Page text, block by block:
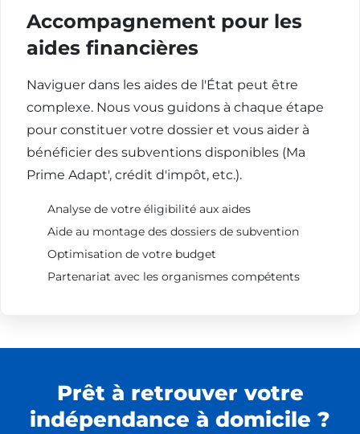
Accompagnement pour les
aides financières
Naviguer dans les aides de l'État peut être
complexe. Nous vous guidons à chaque étape
pour constituer votre dossier et vous aider à
bénéficier des subventions disponibles (Ma
Prime Adapt', crédit d'impôt, etc.).
Analyse de votre éligibilité aux aides
Aide au montage des dossiers de subvention
Optimisation de votre budget
Partenariat avec les organismes compétents
Prêt à retrouver votre
indépendance à domicile ?